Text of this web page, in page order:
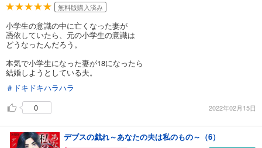
無料版購入済み
小学生の意識の中に亡くなった妻が
憑依していたら、元の小学生の意識は
どうなったんだろう。
本気で小学生になった妻が18になったら
結婚しようとしている夫。
＃ドキドキハラハラ
0
2022年02月15日
デブスの戯れ～あなたの夫は私のもの～（6）